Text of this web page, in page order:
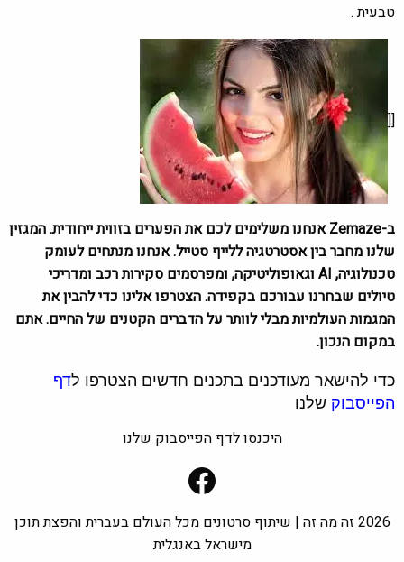
טבעית .
ב-Zemaze אנחנו משלימים לכם את הפערים בזווית ייחודית. המגזין
שלנו מחבר בין אסטרטגיה ללייף סטייל. אנחנו מנתחים לעומק
טכנולוגיה, AI וגאופוליטיקה, ומפרסמים סקירות רכב ומדריכי
טיולים שבחרנו עבורכם בקפידה. הצטרפו אלינו כדי להבין את
המגמות העולמיות מבלי לוותר על הדברים הקטנים של החיים. אתם
במקום הנכון.
כדי להישאר מעודכנים בתכנים חדשים הצטרפו ל דף
הפייסבוקשלנו
היכנסו לדף הפייסבוק שלנו
Facebook
2026 זה מה זה | שיתוף סרטונים מכל העולם בעברית והפצת תוכן
מישראל באנגלית